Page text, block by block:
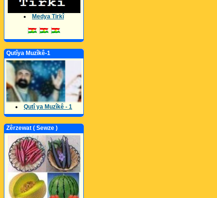
Medya Tirkî
Qutîya Muzîkê-1
Qutî ya Muzîkê - 1
Zêrzewat ( Sewze )